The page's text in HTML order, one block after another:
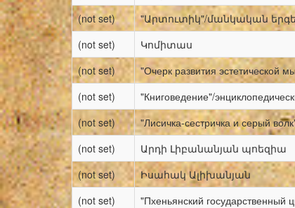
(not set)
"Արտուտիկ"/մանկական
(not set)
Կոմիտաս
(not set)
"Очерк развития эстетической
(not set)
"Книговедение"/
(not set)
"Лисичка-сестричка и серый
(not set)
Արդի Լիբանանյան պոեզիա
(not set)
Իսահակ Ալիխանյան
(not set)
"Пхеньянский государственный